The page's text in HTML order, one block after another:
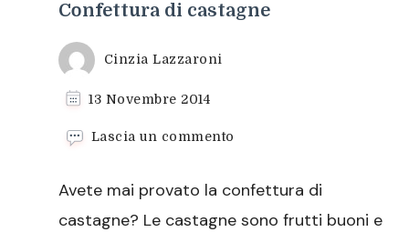
Confettura di castagne
Cinzia Lazzaroni
13 Novembre 2014
Lascia un commento
castagne
Avete mai provato la confettura di
castagne? Le castagne sono frutti buoni e